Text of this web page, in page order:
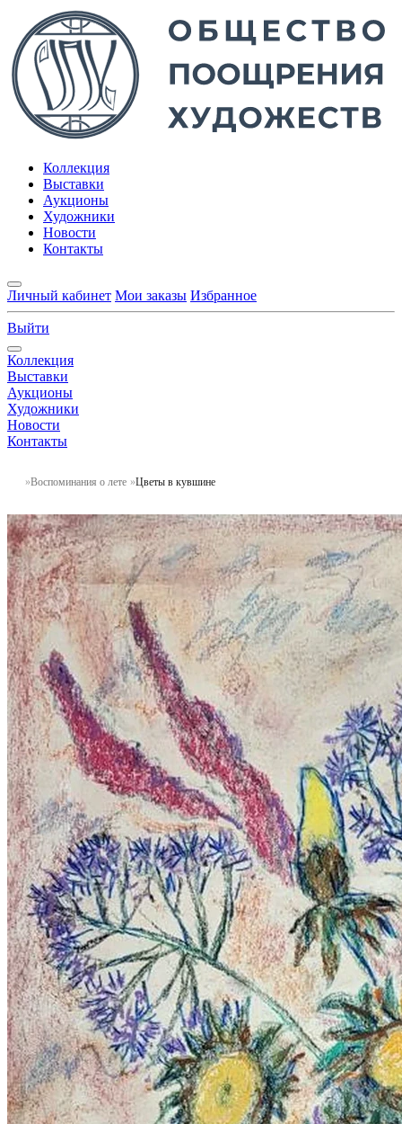
Коллекция
Выставки
Аукционы
Художники
Новости
Контакты
Личный кабинет Мои заказы Избранное
Выйти
Коллекция
Выставки
Аукционы
Художники
Новости
Контакты
Воспоминания о лете Цветы в кувшине